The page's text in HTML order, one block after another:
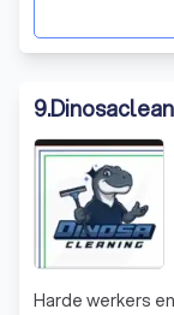
9.
Harde werkers